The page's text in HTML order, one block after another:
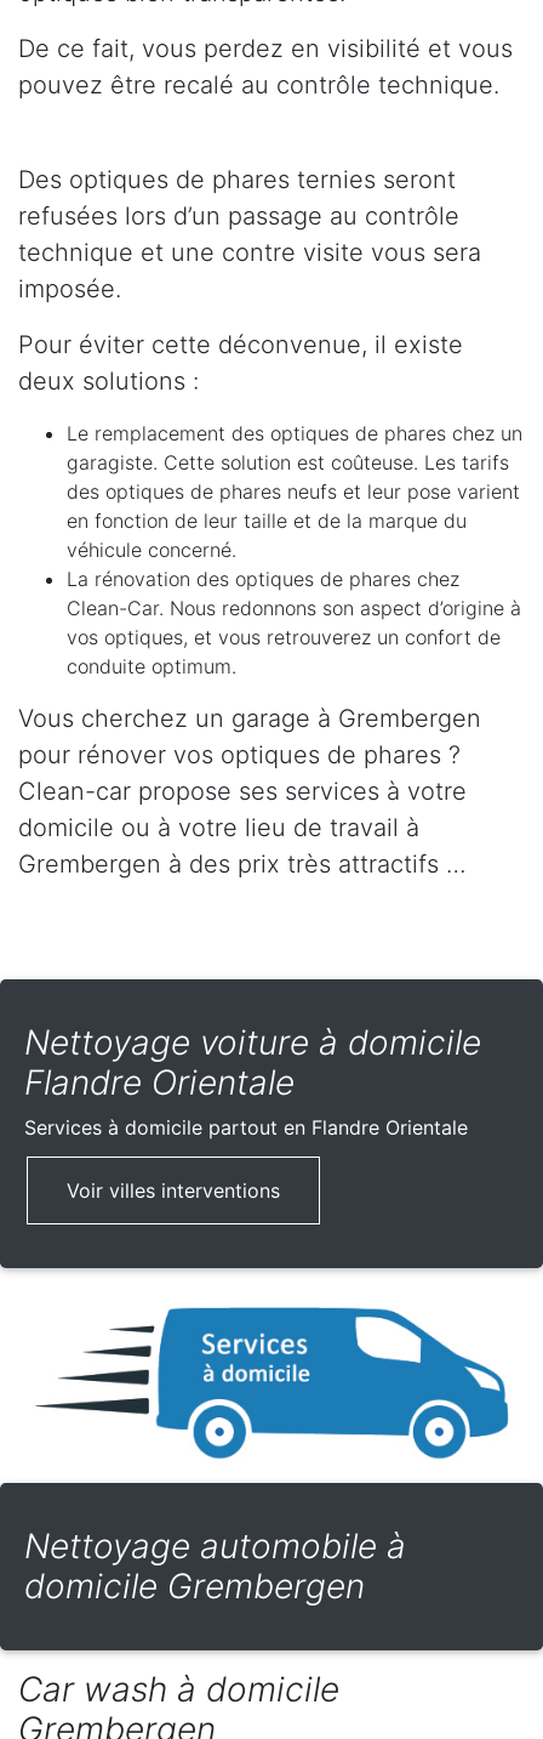
De ce fait, vous perdez en visibilité et vous
pouvez être recalé au contrôle technique.
Des optiques de phares ternies seront
refusées lors d’un passage au contrôle
technique et une contre visite vous sera
imposée.
Pour éviter cette déconvenue, il existe
deux solutions :
Le remplacement des optiques de phares chez un
garagiste. Cette solution est coûteuse. Les tarifs
des optiques de phares neufs et leur pose varient
en fonction de leur taille et de la marque du
véhicule concerné.
La rénovation des optiques de phares chez
Clean-Car. Nous redonnons son aspect d’origine à
vos optiques, et vous retrouverez un confort de
conduite optimum.
Vous cherchez un garage à Grembergen
pour rénover vos optiques de phares ?
Clean-car propose ses services à votre
domicile ou à votre lieu de travail à
Grembergen à des prix très attractifs …
Nettoyage voiture à domicile
Flandre Orientale
Services à domicile partout en Flandre Orientale
Voir villes interventions
Nettoyage automobile à
domicile Grembergen
Car wash à domicile
Grembergen